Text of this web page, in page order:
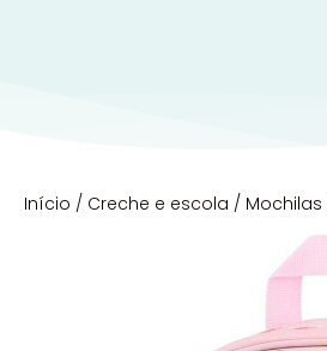
Início / Creche e escola / Mochilas